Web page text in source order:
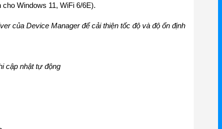
Windows 11, WiFi 6/6E).
của Device Manager để cải thiện tốc độ và độ ổn định
cập nhật tự động